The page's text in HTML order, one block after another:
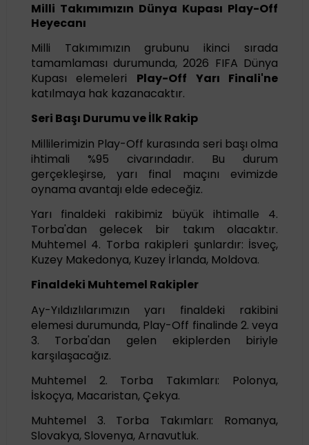
Milli Takımımızın Dünya Kupası Play-Off
Heyecanı
Milli Takımımızın grubunu ikinci sırada
tamamlaması durumunda, 2026 FIFA Dünya
Kupası elemeleri Play-Off Yarı Finali'ne
katılmaya hak kazanacaktır.
Seri Başı Durumu ve İlk Rakip
Millilerimizin Play-Off kurasında seri başı olma
ihtimali %95 civarındadır. Bu durum
gerçekleşirse, yarı final maçını evimizde
oynama avantajı elde edeceğiz.
Yarı finaldeki rakibimiz büyük ihtimalle 4.
Torba'dan gelecek bir takım olacaktır.
Muhtemel 4. Torba rakipleri şunlardır: İsveç,
Kuzey Makedonya, Kuzey İrlanda, Moldova.
Finaldeki Muhtemel Rakipler
Ay-Yıldızlılarımızın yarı finaldeki rakibini
elemesi durumunda, Play-Off finalinde 2. veya
3. Torba'dan gelen ekiplerden biriyle
karşılaşacağız.
Muhtemel 2. Torba Takımları: Polonya,
İskoçya, Macaristan, Çekya.
Muhtemel 3. Torba Takımları: Romanya,
Slovakya, Slovenya, Arnavutluk.